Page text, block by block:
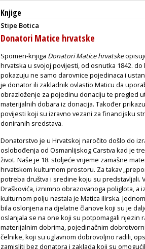
Knjige
Stipe Botica
Donatori Matice hrvatske
Spomen-knjiga Donatori Matice hrvatske
hrvatska u svojoj povijesti, od osnutka 1842.
pokazuju ne samo darovnice pojedinaca i
je donator ili zakladnik ovlastio Maticu da
obrazloženje za pojedinu donaciju te pregled
materijalnih dobara iz donacija. Također
povijesti koji su izravno vezani za financijsku
doniranih sredstava.
Donatorstvo je u Hrvatskoj naročito došlo do
oslobođenja od Osmanlijskog Carstva kad je
život. Naše je 18. stoljeće vrijeme zamašne
hrvatskom kulturnom prostoru. Za takav
potreba društva i sredine koju su predstavljali.
Draškovića, iznimno obrazovanoga poliglota, a
kulturnom polju nastala je Matica ilirska.
bila oslonjena na djelatne članove koji su je
oslanjala se na one koji su potpomagali njezin
materijalnim dobrima, pojedinačnim
čelnike, koji su uglavnom dobrovoljno radili,
zamisliti bez donatora i zaklada koji su